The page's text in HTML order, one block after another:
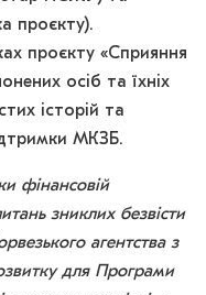
проєкту).
проєкту «Сприяння
осіб та їхніх
історій та
МКЗБ.
фінансовій
зниклих безвісти
агентства з
для Програми